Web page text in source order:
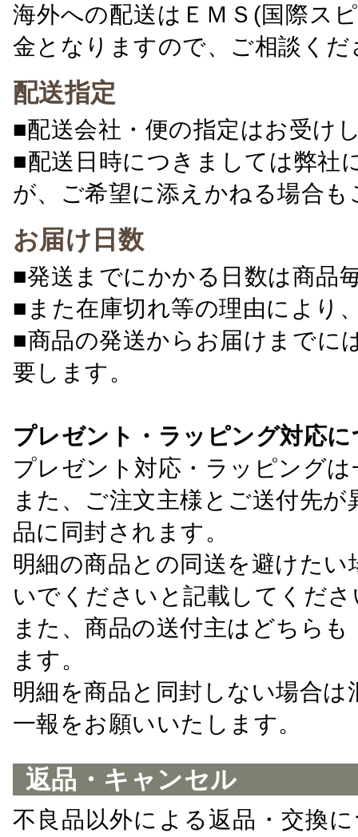
海外への配送はＥＭＳ(国際ス
金となりますので、ご相談くだ
配送指定
■配送会社・便の指定はお受け
■配送日時につきましては弊社
が、ご希望に添えかねる場合
お届け日数
■発送までにかかる日数は商品
■また在庫切れ等の理由により
■商品の発送からお届けまでに
要します。
プレゼント・ラッピング対応
プレゼント対応・ラッピング
また、ご注文主様とご送付先
品に同封されます。
明細の商品との同送を避けた
いでくださいと記載してくださ
また、商品の送付主はどちら
ます。
明細を商品と同封しない場合
一報をお願いいたします。
返品・キャンセル
不良品以外による返品・交換